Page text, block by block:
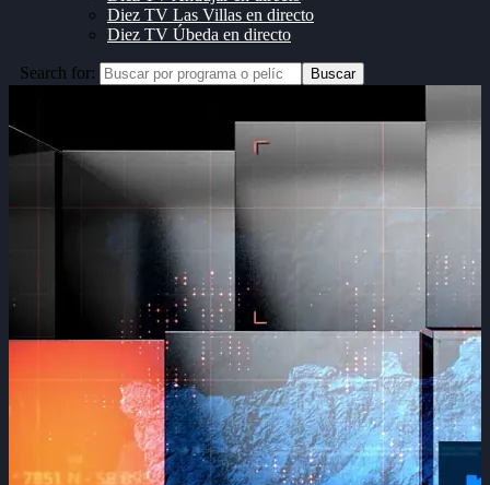
Diez TV Las Villas en directo
Diez TV Úbeda en directo
Search for: Buscar